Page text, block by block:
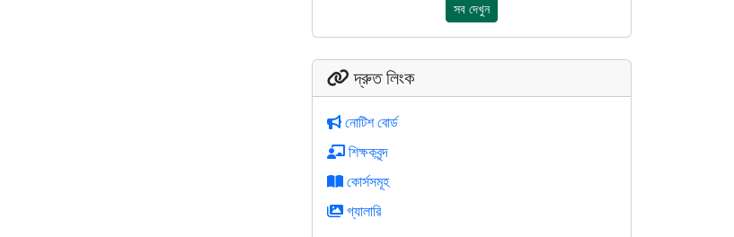
সব দেখুন
দ্রুত লিংক
নোটিশ বোর্ড
শিক্ষকবৃন্দ
কোর্সসমূহ
গ্যালারি